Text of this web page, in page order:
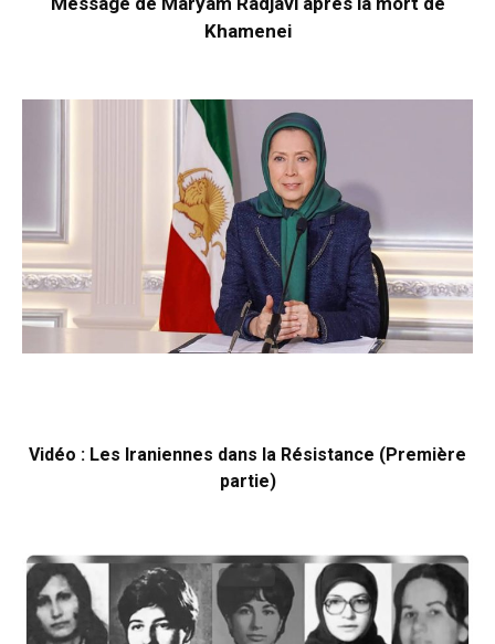
Khamenei
Vidéo : Les Iraniennes dans la Résistance (Première
partie)